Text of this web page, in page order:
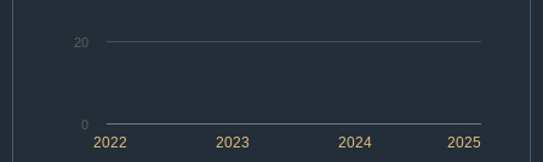
2022 2024
2023 2025
0
20